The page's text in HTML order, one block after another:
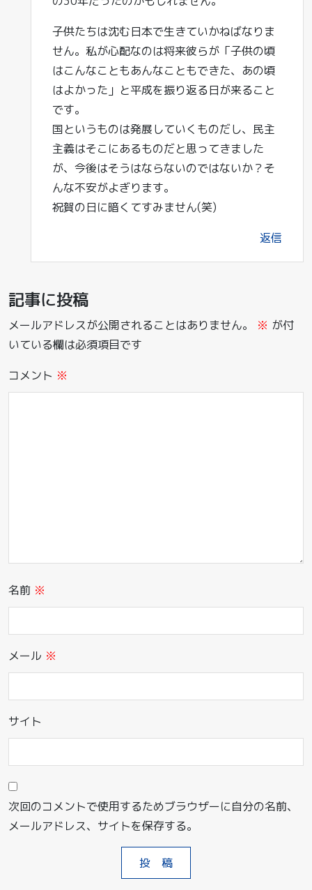
子供たちは沈む日本で生きていかねばなりま
せん。私が心配なのは将来彼らが「子供の頃
はこんなこともあんなこともできた、あの頃
はよかった」と平成を振り返る日が来ること
です。
国というものは発展していくものだし、民主
主義はそこにあるものだと思ってきました
が、今後はそうはならないのではないか？そ
んな不安がよぎります。
祝賀の日に暗くてすみません(笑)
返信
記事に投稿
メールアドレスが公開されることはありません。 ※ が付
いている欄は必須項目です
コメント ※
名前 ※
メール ※
サイト
次回のコメントで使用するためブラウザーに自分の名前、
メールアドレス、サイトを保存する。